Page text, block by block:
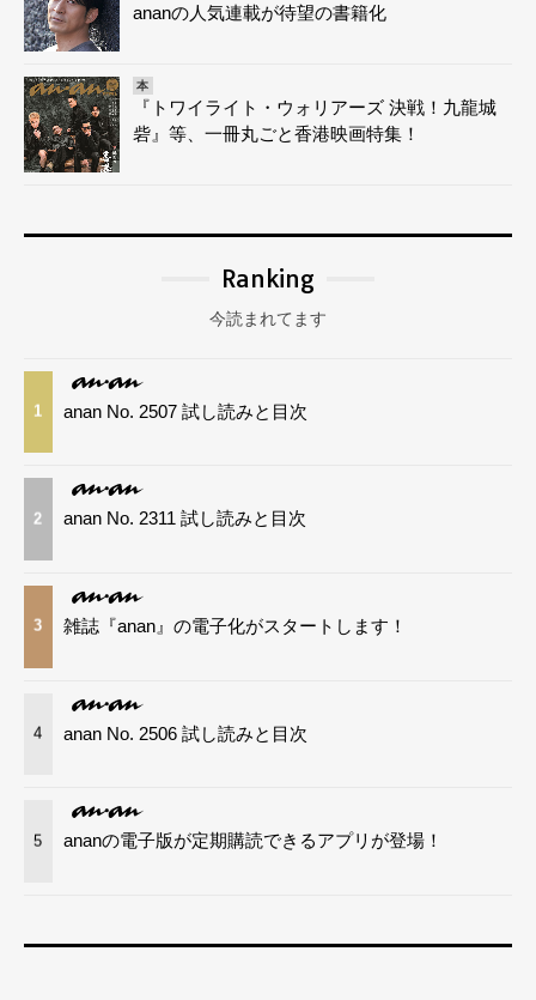
ananの人気連載が待望の書籍化
本
『トワイライト・ウォリアーズ 決戦！九龍城
砦』等、一冊丸ごと香港映画特集！
Ranking
今読まれてます
1 anan No. 2507 試し読みと目次
2 anan No. 2311 試し読みと目次
3 雑誌『anan』の電子化がスタートします！
4 anan No. 2506 試し読みと目次
5 ananの電子版が定期購読できるアプリが登場！